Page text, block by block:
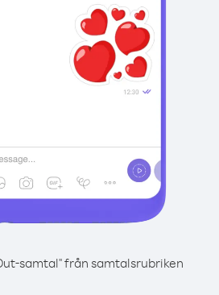
samtal" från samtalsrubriken